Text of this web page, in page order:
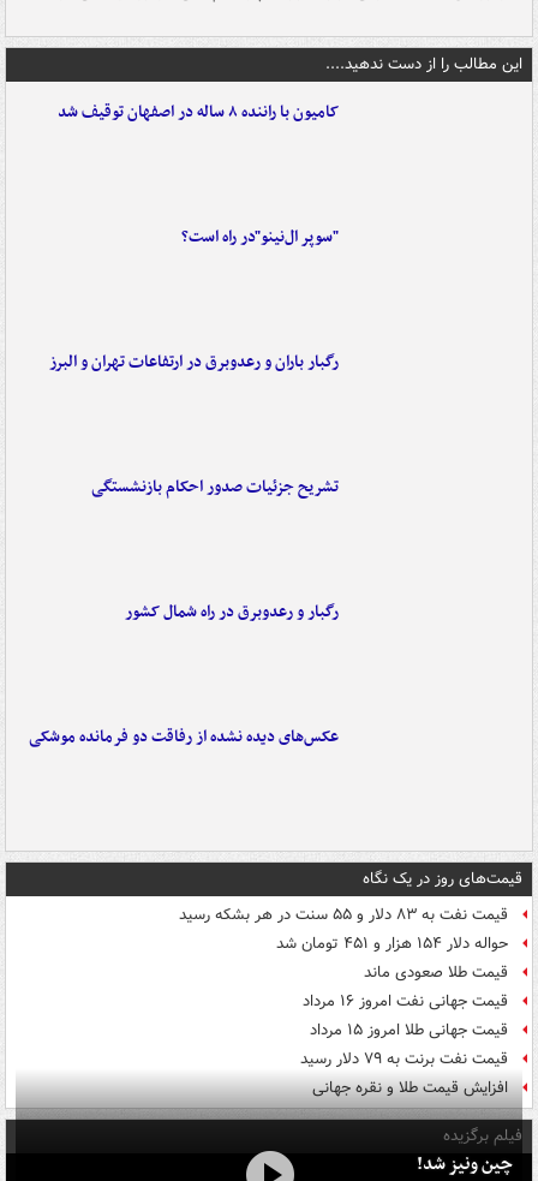
این مطالب را از دست ندهید....
کامیون با راننده ۸ ساله در اصفهان توقیف شد
"سوپر ال‌نینو"در راه است؟
رگبار باران و رعدوبرق در ارتفاعات تهران و البرز
تشریح جزئیات صدور احکام بازنشستگی
رگبار و رعدوبرق در راه شمال کشور
عکس‌های دیده نشده از رفاقت دو فرمانده‌ موشکی
قیمت‌های روز در یک نگاه
قیمت نفت به ۸۳ دلار و ۵۵ سنت در هر بشکه رسید
حواله دلار ۱۵۴ هزار و ۴۵۱ تومان شد
قیمت طلا صعودی ماند
قیمت جهانی نفت امروز ۱۶ مرداد
قیمت جهانی طلا امروز ۱۵ مرداد
قیمت نفت برنت به ۷۹ دلار رسید
افزایش قیمت طلا و نقره جهانی
فیلم برگزیده
چین ونیز شد!